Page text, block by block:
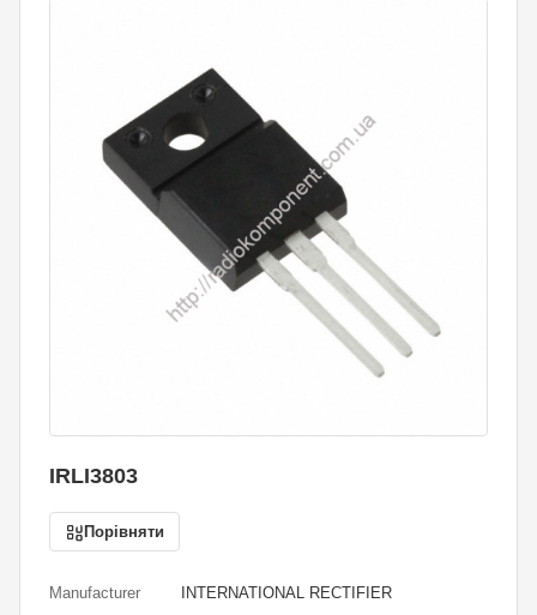
IRLI3803
Порівняти
Manufacturer INTERNATIONAL RECTIFIER